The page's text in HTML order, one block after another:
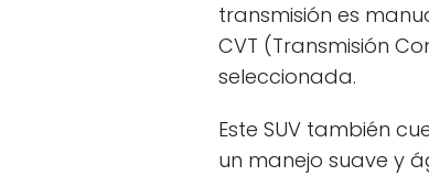
transmisión es
CVT (Transmisión
seleccionada.
Este SUV también
un manejo suave y